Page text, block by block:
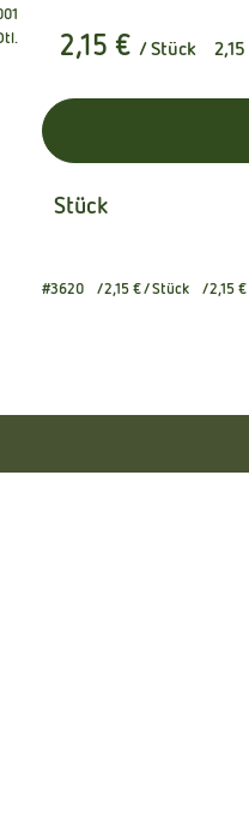
2,15 € / Stück
Stück
#3620 2,15 €/ Stück 2,15 €